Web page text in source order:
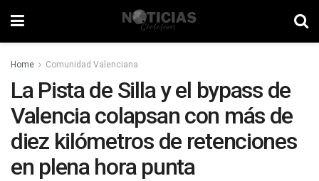
Home Comunidad Valenciana
La Pista de Silla y el bypass de
Valencia colapsan con más de
diez kilómetros de retenciones
en plena hora punta